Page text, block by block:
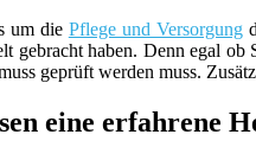
um die Pflege und Versorgung
gebracht haben. Denn egal
geprüft werden muss.
eine erfahrene